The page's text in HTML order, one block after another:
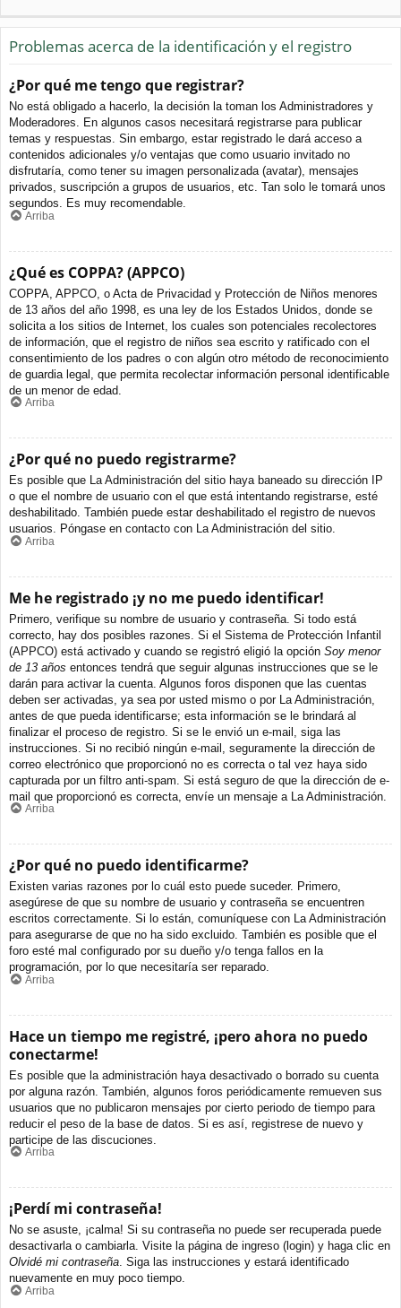
Problemas acerca de la identificación y el registro
¿Por qué me tengo que registrar?
No está obligado a hacerlo, la decisión la toman los Administradores y
Moderadores. En algunos casos necesitará registrarse para publicar
temas y respuestas. Sin embargo, estar registrado le dará acceso a
contenidos adicionales y/o ventajas que como usuario invitado no
disfrutaría, como tener su imagen personalizada (avatar), mensajes
privados, suscripción a grupos de usuarios, etc. Tan solo le tomará unos
segundos. Es muy recomendable.
Arriba
¿Qué es COPPA? (APPCO)
COPPA, APPCO, o Acta de Privacidad y Protección de Niños menores
de 13 años del año 1998, es una ley de los Estados Unidos, donde se
solicita a los sitios de Internet, los cuales son potenciales recolectores
de información, que el registro de niños sea escrito y ratificado con el
consentimiento de los padres o con algún otro método de reconocimiento
de guardia legal, que permita recolectar información personal identificable
de un menor de edad.
Arriba
¿Por qué no puedo registrarme?
Es posible que La Administración del sitio haya baneado su dirección IP
o que el nombre de usuario con el que está intentando registrarse, esté
deshabilitado. También puede estar deshabilitado el registro de nuevos
usuarios. Póngase en contacto con La Administración del sitio.
Arriba
Me he registrado ¡y no me puedo identificar!
Primero, verifique su nombre de usuario y contraseña. Si todo está
correcto, hay dos posibles razones. Si el Sistema de Protección Infantil
(APPCO) está activado y cuando se registró eligió la opción Soy menor
de 13 años entonces tendrá que seguir algunas instrucciones que se le
darán para activar la cuenta. Algunos foros disponen que las cuentas
deben ser activadas, ya sea por usted mismo o por La Administración,
antes de que pueda identificarse; esta información se le brindará al
finalizar el proceso de registro. Si se le envió un e-mail, siga las
instrucciones. Si no recibió ningún e-mail, seguramente la dirección de
correo electrónico que proporcionó no es correcta o tal vez haya sido
capturada por un filtro anti-spam. Si está seguro de que la dirección de e-
mail que proporcionó es correcta, envíe un mensaje a La Administración.
Arriba
¿Por qué no puedo identificarme?
Existen varias razones por lo cuál esto puede suceder. Primero,
asegúrese de que su nombre de usuario y contraseña se encuentren
escritos correctamente. Si lo están, comuníquese con La Administración
para asegurarse de que no ha sido excluido. También es posible que el
foro esté mal configurado por su dueño y/o tenga fallos en la
programación, por lo que necesitaría ser reparado.
Arriba
Hace un tiempo me registré, ¡pero ahora no puedo
conectarme!
Es posible que la administración haya desactivado o borrado su cuenta
por alguna razón. También, algunos foros periódicamente remueven sus
usuarios que no publicaron mensajes por cierto periodo de tiempo para
reducir el peso de la base de datos. Si es así, registrese de nuevo y
participe de las discuciones.
Arriba
¡Perdí mi contraseña!
No se asuste, ¡calma! Si su contraseña no puede ser recuperada puede
desactivarla o cambiarla. Visite la página de ingreso (login) y haga clic en
Olvidé mi contraseña. Siga las instrucciones y estará identificado
nuevamente en muy poco tiempo.
Arriba